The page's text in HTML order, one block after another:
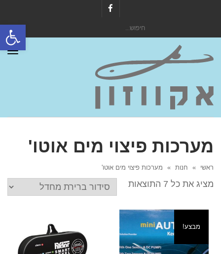
פתח
מערכות פיצוי מים אוטו'
ראשי » חנות » מערכות פיצוי מים אוטו'
מציג את כל 7 התוצאות
מבצע!